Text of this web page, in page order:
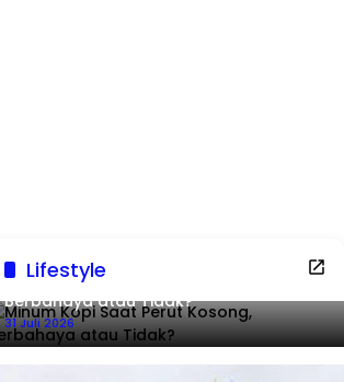
Lifestyle
Minum Kopi Saat Perut Kosong,
Berbahaya atau Tidak?
31 Juli 2026